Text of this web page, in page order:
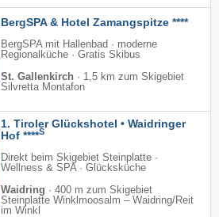
BergSPA & Hotel Zamangspitze ****
BergSPA mit Hallenbad · moderne
Regionalküche · Gratis Skibus
St. Gallenkirch · 1,5 km zum Skigebiet
Silvretta Montafon
1. Tiroler Glückshotel • Waidringer
Hof ****S
Direkt beim Skigebiet Steinplatte ·
Wellness & SPA · Glücksküche
Waidring · 400 m zum Skigebiet
Steinplatte Winklmoosalm – Waidring/​Reit
im Winkl